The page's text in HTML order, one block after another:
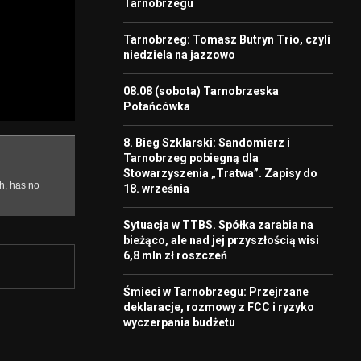
Tarnobrzegu
Tarnobrzeg: Tomasz Butryn Trio, czyli
niedziela na jazzowo
08.08 (sobota) Tarnobrzeska
Potańcówka
8. Bieg Szklarski: Sandomierz i
Tarnobrzeg pobiegną dla
Stowarzyszenia „Tratwa”. Zapisy do
18. września
Sytuacja w TTBS. Spółka zarabia na
bieżąco, ale nad jej przyszłością wisi
6,8 mln zł roszczeń
Śmieci w Tarnobrzegu: Przejrzane
deklaracje, rozmowy z FCC i ryzyko
wyczerpania budżetu